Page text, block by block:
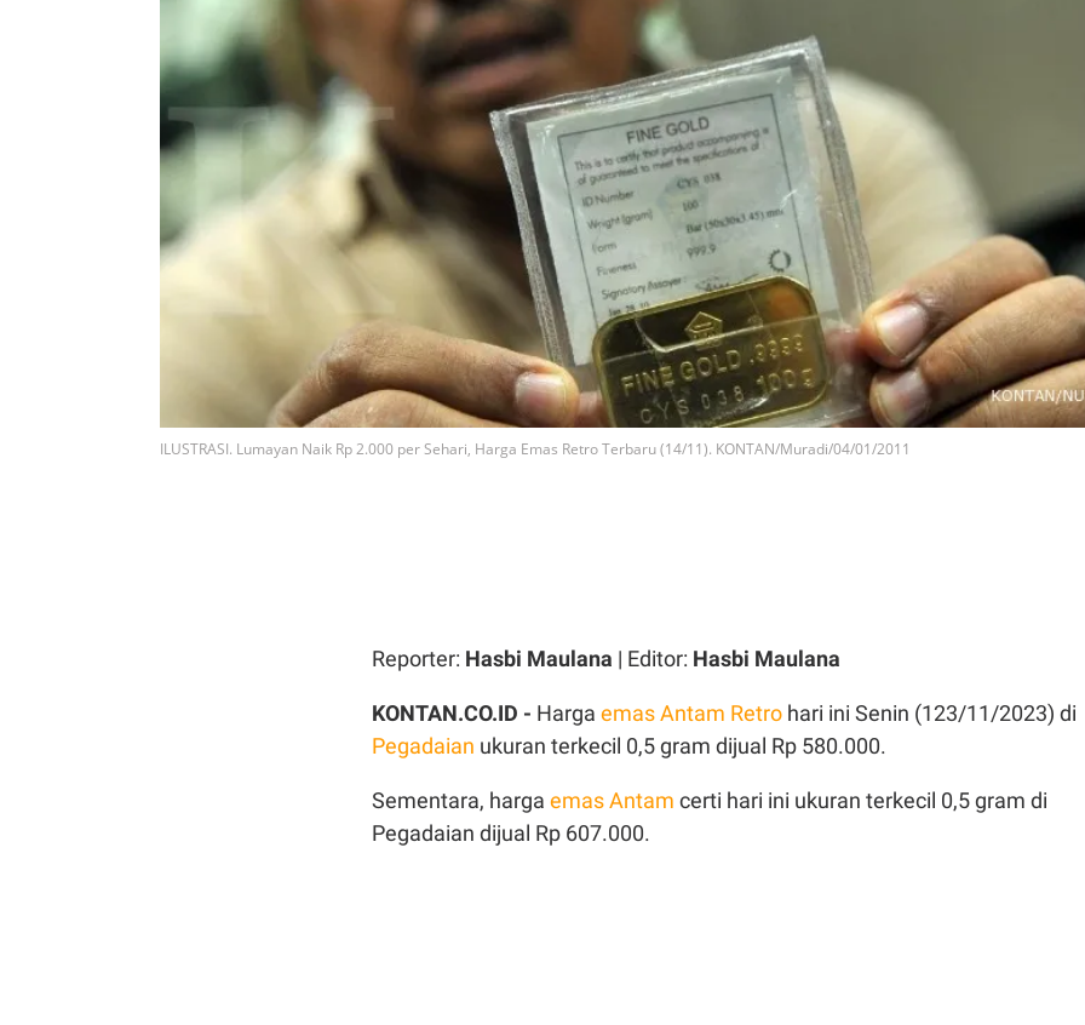
ILUSTRASI. Lumayan Naik Rp 2.000 per Sehari, Harga Emas Retro Terbaru (14/11). KONTAN/Muradi/04/01/2011
Reporter: Hasbi Maulana | Editor: Hasbi Maulana
KONTAN.CO.ID - Harga emas Antam Retro hari ini Senin (123/11/2023) di
Pegadaian ukuran terkecil 0,5 gram dijual Rp 580.000.
Sementara, harga emas Antam certi hari ini ukuran terkecil 0,5 gram di
Pegadaian dijual Rp 607.000.